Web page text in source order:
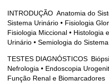
INTRODUÇÃO Anatomia do
Sistema Urinário • Fisiologia
Fisiologia Miccional • Histologia
Urinário • Semiologia do
TESTES DIAGNÓSTICOS
Nefrologia • Endoscopia
Função Renal e Biomarcadores